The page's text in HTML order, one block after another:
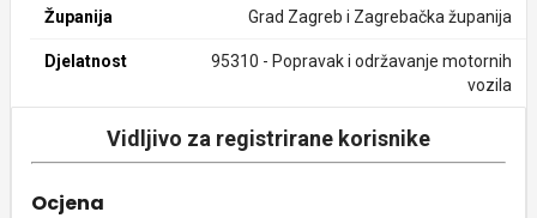
Županija Grad Zagreb i Zagrebačka županija
Djelatnost
95310 - Popravak i održavanje motornih
vozila
Vidljivo za registrirane korisnike
Ocjena